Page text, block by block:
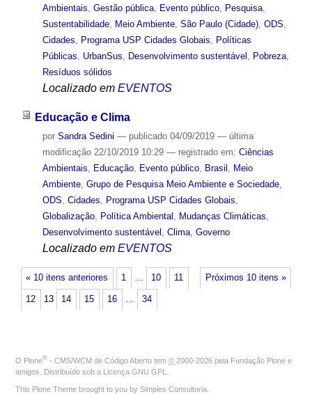
Ambientais Gestão pública, Evento público, Pesquisa,
Sustentabilidade, Meio Ambiente, São Paulo (Cidade), ODS
Cidades
Programa USP Cidades Globais
Políticas
Públicas
UrbanSus Desenvolvimento sustentável Pobreza,
Resíduos sólidos
Localizado em EVENTOS
Educação e Clima
por Sandra Sedini — publicado04/09/2019 — última
modificação22/10/2019 10:29 — registrado em: Ciências
Ambientais, Educação, Evento público, Brasil , Meio
Ambiente, Grupo de Pesquisa Meio Ambiente e Sociedade,
ODS, Cidades, Programa USP Cidades Globais,
Globalização, Política Ambiental , Mudanças Climáticas,
Desenvolvimento sustentável , Clima, Governo
Localizado em EVENTOS
« 10 itens anteriores Próximos 10 itens »
1 … 10 11
12 13 14 15 16 … 34
O Plone® - CMS/WCM de Código Aberto tem © 2000-2026 pela Fundação Plone e
amigos. Distribuído sob a Licença GNU GPL
This Plone Theme brought to you by Simples Consultoria